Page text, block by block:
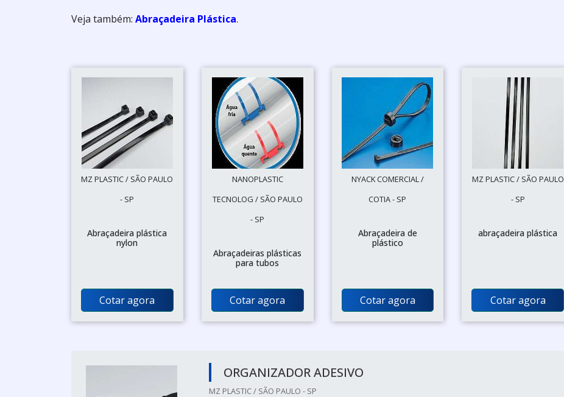
Veja também: Abraçadeira Plástica.
MZ PLASTIC / SÃO PAULO
- SP
Abraçadeira plástica
nylon
Cotar agora
NANOPLASTIC
TECNOLOG / SÃO PAULO
- SP
Abraçadeiras plásticas
para tubos
Cotar agora
NYACK COMERCIAL /
COTIA - SP
Abraçadeira de
plástico
Cotar agora
MZ PLASTIC / SÃO PAULO
- SP
abraçadeira plástica
Cotar agora
ORGANIZADOR ADESIVO
MZ PLASTIC / SÃO PAULO - SP